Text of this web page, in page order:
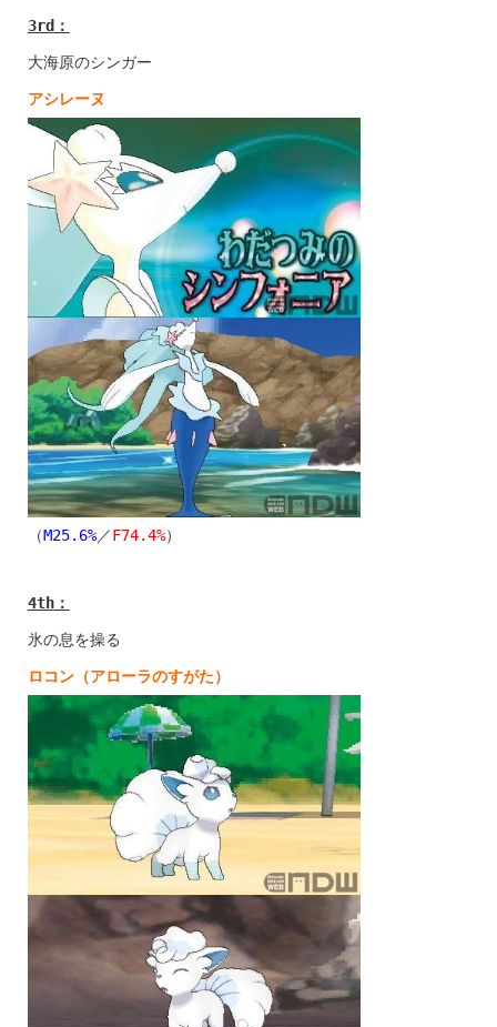
3rd ：
大海原のシンガー
アシレーヌ
（M25.6%／F74.4%）
4th：
氷の息を操る
ロコン（アローラのすがた）